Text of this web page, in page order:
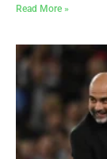
Read More »